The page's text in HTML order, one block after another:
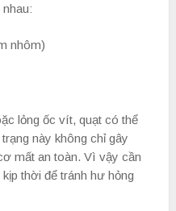
nhôm)
lỏng ốc vít, quạt có thể
này không chỉ gây
mất an toàn. Vì vậy cần
thời để tránh hư hỏng